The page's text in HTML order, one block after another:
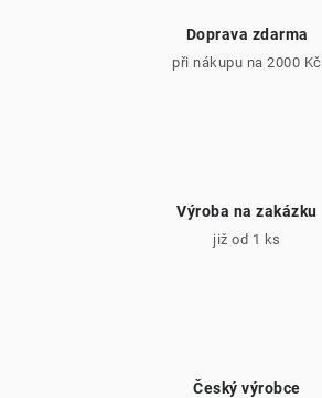
Doprava zdarma
při nákupu na 2000 Kč
Výroba na zakázku
již od 1 ks
Český výrobce